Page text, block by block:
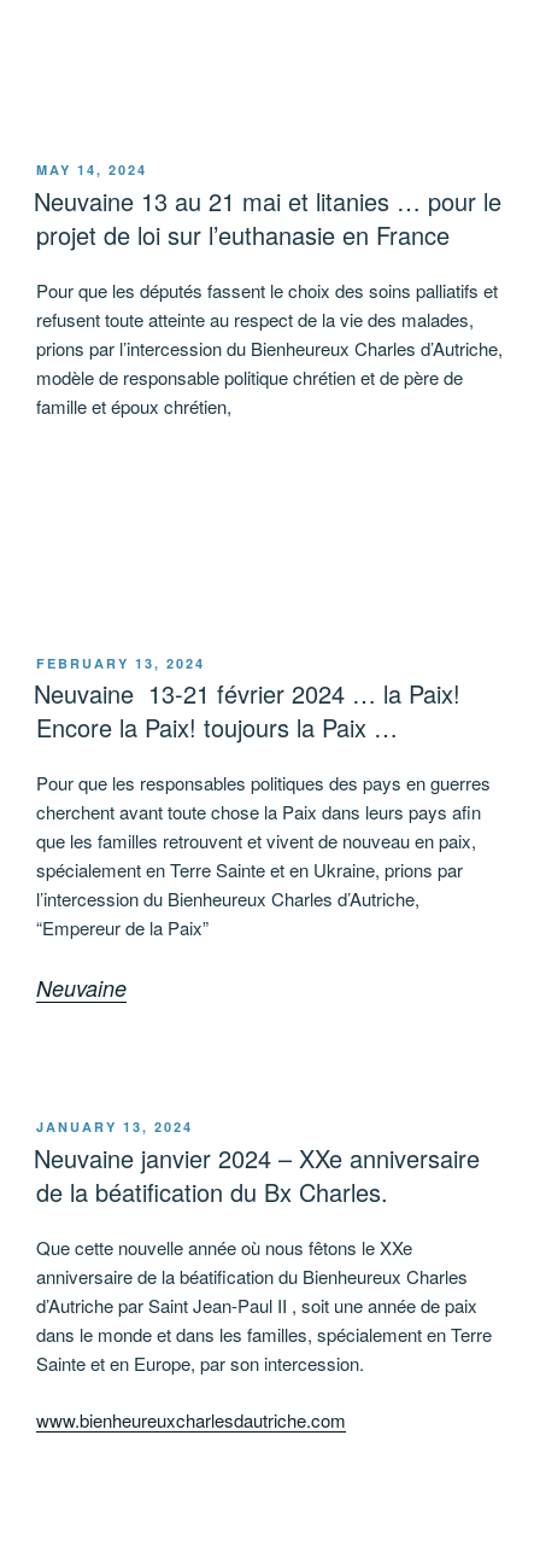
POSTED
ON
MAY 14, 2024
Neuvaine 13 au 21 mai et litanies … pour le
projet de loi sur l’euthanasie en France
Pour que les députés fassent le choix des soins palliatifs et
refusent toute atteinte au respect de la vie des malades,
prions par l’intercession du Bienheureux Charles d’Autriche,
modèle de responsable politique chrétien et de père de
famille et époux chrétien,
POSTED
ON
FEBRUARY 13, 2024
Neuvaine 13-21 février 2024 … la Paix!
Encore la Paix! toujours la Paix …
Pour que les responsables politiques des pays en guerres
cherchent avant toute chose la Paix dans leurs pays afin
que les familles retrouvent et vivent de nouveau en paix,
spécialement en Terre Sainte et en Ukraine, prions par
l’intercession du Bienheureux Charles d’Autriche,
“Empereur de la Paix”
Neuvaine
POSTED
ON
JANUARY 13, 2024
Neuvaine janvier 2024 – XXe anniversaire
de la béatification du Bx Charles.
Que cette nouvelle année où nous fêtons le XXe
anniversaire de la béatification du Bienheureux Charles
d’Autriche par Saint Jean-Paul II , soit une année de paix
dans le monde et dans les familles, spécialement en Terre
Sainte et en Europe, par son intercession.
www.bienheureuxcharlesdautriche.com